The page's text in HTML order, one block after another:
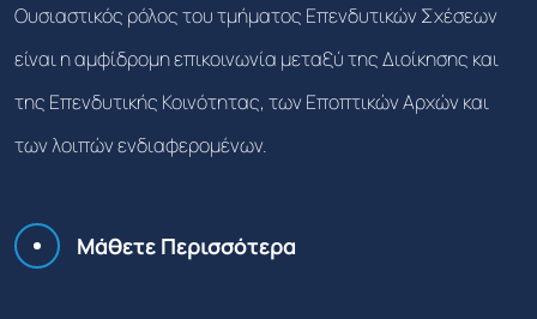
Ουσιαστικός ρόλος του τμήματος Επενδυτικών Σχέσεων
είναι η αμφίδρομη επικοινωνία μεταξύ της Διοίκησης και
της Επενδυτικής Κοινότητας, των Εποπτικών Αρχών και
των λοιπών ενδιαφερομένων.
Μάθετε Περισσότερα